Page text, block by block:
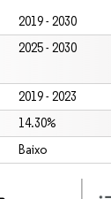
2019 - 2030
2025 - 2030
2019 - 2023
14.30%
Baixo